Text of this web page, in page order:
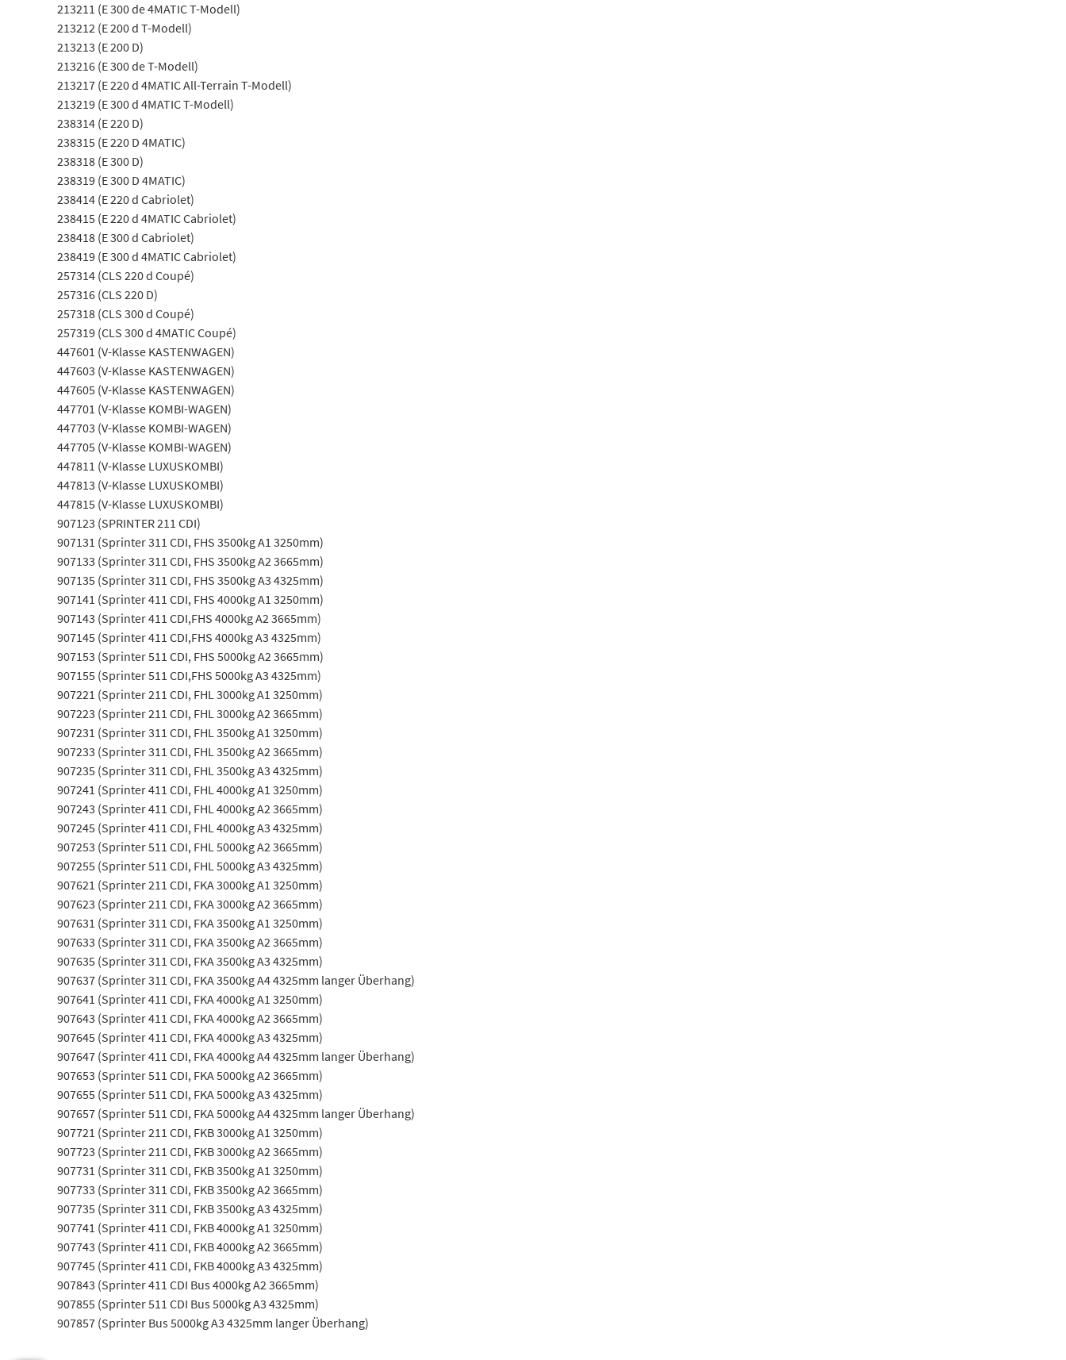
213211 (E 300 de 4MATIC T-Modell)
213212 (E 200 d T-Modell)
213213 (E 200 D)
213216 (E 300 de T-Modell)
213217 (E 220 d 4MATIC All-Terrain T-Modell)
213219 (E 300 d 4MATIC T-Modell)
238314 (E 220 D)
238315 (E 220 D 4MATIC)
238318 (E 300 D)
238319 (E 300 D 4MATIC)
238414 (E 220 d Cabriolet)
238415 (E 220 d 4MATIC Cabriolet)
238418 (E 300 d Cabriolet)
238419 (E 300 d 4MATIC Cabriolet)
257314 (CLS 220 d Coupé)
257316 (CLS 220 D)
257318 (CLS 300 d Coupé)
257319 (CLS 300 d 4MATIC Coupé)
447601 (V-Klasse KASTENWAGEN)
447603 (V-Klasse KASTENWAGEN)
447605 (V-Klasse KASTENWAGEN)
447701 (V-Klasse KOMBI-WAGEN)
447703 (V-Klasse KOMBI-WAGEN)
447705 (V-Klasse KOMBI-WAGEN)
447811 (V-Klasse LUXUSKOMBI)
447813 (V-Klasse LUXUSKOMBI)
447815 (V-Klasse LUXUSKOMBI)
907123 (SPRINTER 211 CDI)
907131 (Sprinter 311 CDI, FHS 3500kg A1 3250mm)
907133 (Sprinter 311 CDI, FHS 3500kg A2 3665mm)
907135 (Sprinter 311 CDI, FHS 3500kg A3 4325mm)
907141 (Sprinter 411 CDI, FHS 4000kg A1 3250mm)
907143 (Sprinter 411 CDI,FHS 4000kg A2 3665mm)
907145 (Sprinter 411 CDI,FHS 4000kg A3 4325mm)
907153 (Sprinter 511 CDI, FHS 5000kg A2 3665mm)
907155 (Sprinter 511 CDI,FHS 5000kg A3 4325mm)
907221 (Sprinter 211 CDI, FHL 3000kg A1 3250mm)
907223 (Sprinter 211 CDI, FHL 3000kg A2 3665mm)
907231 (Sprinter 311 CDI, FHL 3500kg A1 3250mm)
907233 (Sprinter 311 CDI, FHL 3500kg A2 3665mm)
907235 (Sprinter 311 CDI, FHL 3500kg A3 4325mm)
907241 (Sprinter 411 CDI, FHL 4000kg A1 3250mm)
907243 (Sprinter 411 CDI, FHL 4000kg A2 3665mm)
907245 (Sprinter 411 CDI, FHL 4000kg A3 4325mm)
907253 (Sprinter 511 CDI, FHL 5000kg A2 3665mm)
907255 (Sprinter 511 CDI, FHL 5000kg A3 4325mm)
907621 (Sprinter 211 CDI, FKA 3000kg A1 3250mm)
907623 (Sprinter 211 CDI, FKA 3000kg A2 3665mm)
907631 (Sprinter 311 CDI, FKA 3500kg A1 3250mm)
907633 (Sprinter 311 CDI, FKA 3500kg A2 3665mm)
907635 (Sprinter 311 CDI, FKA 3500kg A3 4325mm)
907637 (Sprinter 311 CDI, FKA 3500kg A4 4325mm langer Überhang)
907641 (Sprinter 411 CDI, FKA 4000kg A1 3250mm)
907643 (Sprinter 411 CDI, FKA 4000kg A2 3665mm)
907645 (Sprinter 411 CDI, FKA 4000kg A3 4325mm)
907647 (Sprinter 411 CDI, FKA 4000kg A4 4325mm langer Überhang)
907653 (Sprinter 511 CDI, FKA 5000kg A2 3665mm)
907655 (Sprinter 511 CDI, FKA 5000kg A3 4325mm)
907657 (Sprinter 511 CDI, FKA 5000kg A4 4325mm langer Überhang)
907721 (Sprinter 211 CDI, FKB 3000kg A1 3250mm)
907723 (Sprinter 211 CDI, FKB 3000kg A2 3665mm)
907731 (Sprinter 311 CDI, FKB 3500kg A1 3250mm)
907733 (Sprinter 311 CDI, FKB 3500kg A2 3665mm)
907735 (Sprinter 311 CDI, FKB 3500kg A3 4325mm)
907741 (Sprinter 411 CDI, FKB 4000kg A1 3250mm)
907743 (Sprinter 411 CDI, FKB 4000kg A2 3665mm)
907745 (Sprinter 411 CDI, FKB 4000kg A3 4325mm)
907843 (Sprinter 411 CDI Bus 4000kg A2 3665mm)
907855 (Sprinter 511 CDI Bus 5000kg A3 4325mm)
907857 (Sprinter Bus 5000kg A3 4325mm langer Überhang)